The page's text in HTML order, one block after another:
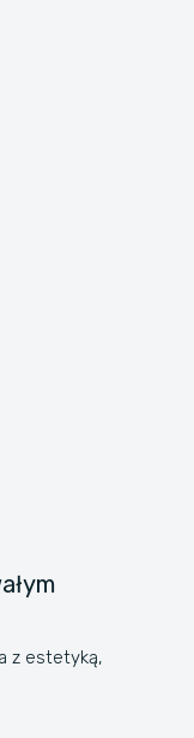
z estetyką,